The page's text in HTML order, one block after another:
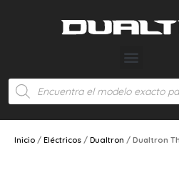
Inicio / Eléctricos / Dualtron / Dualtron